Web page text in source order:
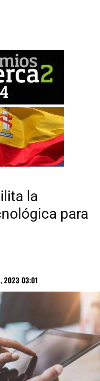
la
para
2023 03:01